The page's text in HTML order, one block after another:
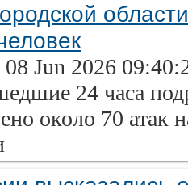
Jun 2026
24 часа
около 70 атак